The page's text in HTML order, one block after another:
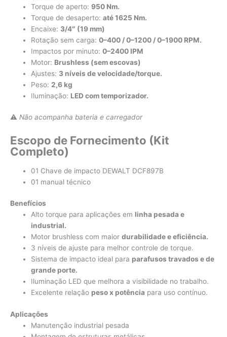
Torque de aperto:950 Nm.
Torque de desaperto:até 1625 Nm.
Encaixe: 3/4″ (19 mm)
Rotação sem carga:0–400 / 0–1200 / 0–1900 RPM.
Impactos por minuto:0–2400 IPM
Motor: Brushless (sem escovas)
Ajustes: 3 níveis de velocidade/torque.
Peso: 2,6 kg
Iluminação: LED com temporizador.
⚠️ Não acompanha bateria e carregador
Escopo de Fornecimento (Kit
Completo)
01 Chave de impacto DEWALT DCF897B
01 manual técnico
Benefícios
Alto torque para aplicações em linha pesada e
industrial.
Motor brushless com maiordurabilidade e eficiência.
3 níveis de ajuste para melhor controle de torque.
Sistema de impacto ideal para parafusos travados e de
grande porte.
Iluminação LED que melhora a visibilidade no trabalho.
Excelente relação peso x potência para uso contínuo.
Aplicações
Manutenção industrial pesada